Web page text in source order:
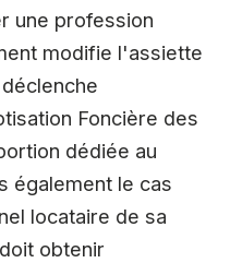
une profession
modifie l'assiette
Foncière des
dédiée au
également le cas
locataire de sa
obtenir